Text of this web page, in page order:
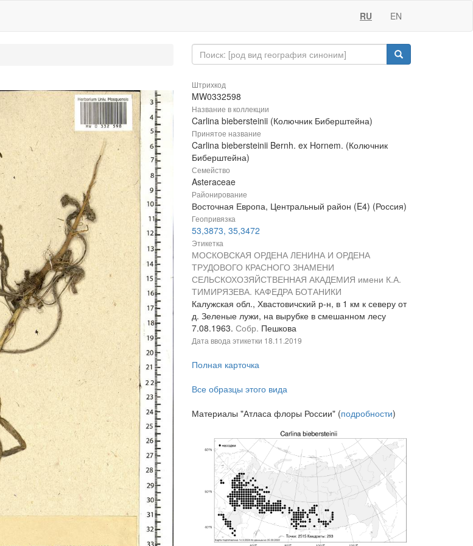
RU EN
Штрихкод
MW0332598
Название в коллекции
Carlina biebersteinii (Колючник Биберштейна)
Принятое название
Carlina biebersteinii Bernh. ex Hornem. (Колючник
Биберштейна)
Семейство
Asteraceae
Районирование
Восточная Европа, Центральный район (E4) (Россия)
Геопривязка
53,3873, 35,3472
Этикетка
МОСКОВСКАЯ ОРДЕНА ЛЕНИНА И ОРДЕНА
ТРУДОВОГО КРАСНОГО ЗНАМЕНИ
СЕЛЬСКОХОЗЯЙСТВЕННАЯ АКАДЕМИЯ имени К.А.
ТИМИРЯЗЕВА. КАФЕДРА БОТАНИКИ
Калужская обл., Хвастовичский р-н, в 1 км к северу от
д. Зеленые лужи, на вырубке в смешанном лесу
7.08.1963. Собр. Пешкова
Дата ввода этикетки 18.11.2019
Полная карточка
Все образцы этого вида
Материалы "Атласа флоры России" (подробности)